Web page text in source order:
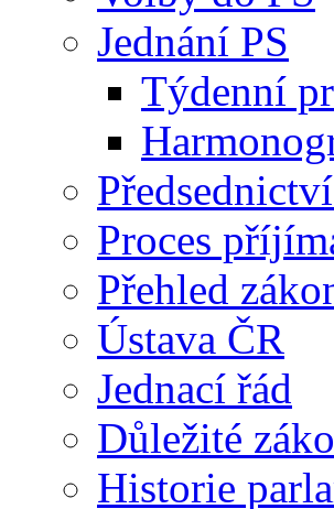
Jednání PS
Týdenní
Proces
Přehled
Ústava ČR
Jednací řád
Důležité
Historie